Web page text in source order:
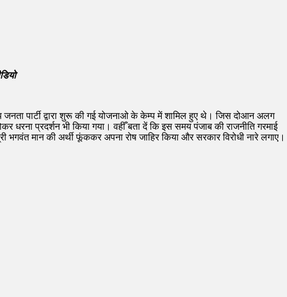
जनता पार्टी द्वारा शुरू की गई योजनाओ के केम्प में शामिल हुए थे। जिस दोआन अलग
धरना प्रदर्शन भी किया गया। वहीँ बता दें कि इस समय पंजाब की राजनीति गरमाई
मान की अर्थी फूंककर अपना रोष जाहिर किया और सरकार विरोधी नारे लगाए।